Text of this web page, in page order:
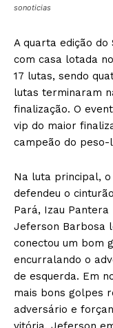
sonoticias
A quarta edição do
com casa lotada
17 lutas, sendo
lutas terminaram
finalização. O
vip do maior
campeão do peso-
Na luta principal,
defendeu o
Pará, Izau Pantera
Jeferson Barbosa
conectou um bom
encurralando o
de esquerda. Em
mais bons golpes
adversário e